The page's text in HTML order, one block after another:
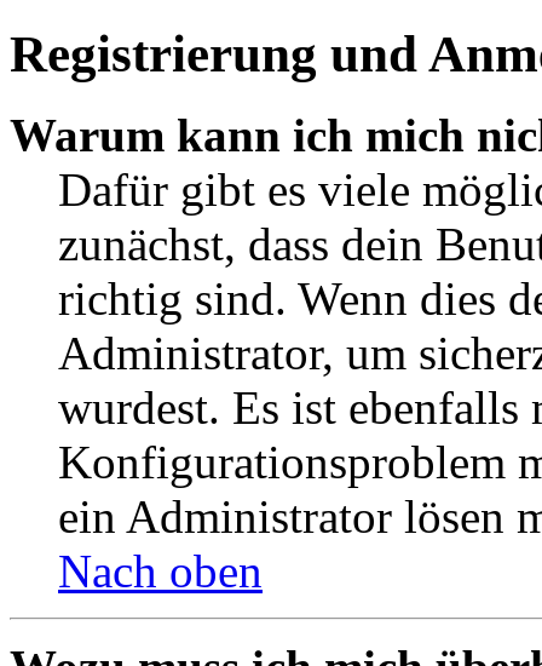
Registrierung und
Warum kann ich mich
Dafür gibt es viele
zunächst, dass dein
richtig sind. Wenn dies
Administrator, um
wurdest. Es ist ebenfalls
Konfigurationsproblem
ein Administrator lösen
Nach oben